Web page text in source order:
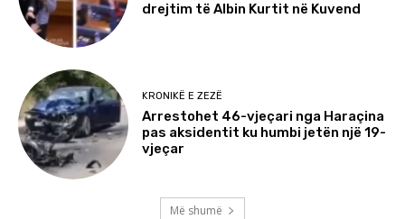
drejtim të Albin Kurtit në Kuvend
KRONIKË E ZEZË
Arrestohet 46-vjeçari nga Haraçina
pas aksidentit ku humbi jetën një 19-
vjeçar
Më shumë